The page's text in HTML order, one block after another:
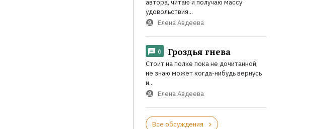
автора, читаю и получаю массу
удовольствия...
Елена Авдеева
6 Гроздья гнева
Стоит на полке пока не дочитанной,
не знаю может когда-нибудь вернусь
и...
Елена Авдеева
Все обсуждения